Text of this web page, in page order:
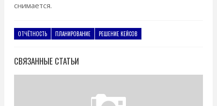
снимается.
ОТЧЁТНОСТЬ ПЛАНИРОВАНИЕ РЕШЕНИЕ КЕЙСОВ
СВЯЗАННЫЕ СТАТЬИ